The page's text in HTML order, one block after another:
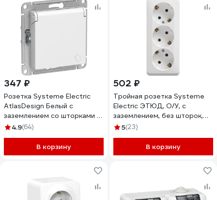
347 ₽
Розетка Systeme Electric
AtlasDesign Белый с
заземлением со шторками с
крышкой, 16А, IP20
4.9(64)
В корзину
502 ₽
Тройная розетка Systeme
Electric ЭТЮД, O/У, с
заземлением, без шторок,
16А, 250B, белый PA16-011B
5(23)
В корзину